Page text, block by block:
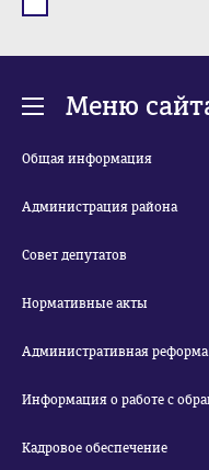
Меню
Общая информация
Администрация района
Совет депутатов
Нормативные акты
Административная реформа
Информация о работе с
Кадровое обеспечение